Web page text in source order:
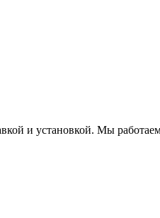
и установкой. Мы